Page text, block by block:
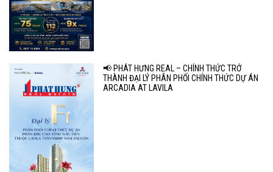
📢 PHÁT HƯNG REAL – CHÍNH THỨC TRỞ
THÀNH ĐẠI LÝ PHÂN PHỐI CHÍNH THỨC DỰ ÁN
ARCADIA AT LAVILA